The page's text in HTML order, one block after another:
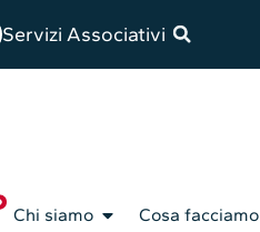
Servizi Associativi
Chi siamo Cosa facciamo